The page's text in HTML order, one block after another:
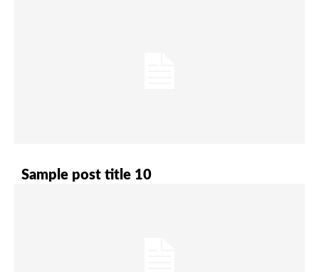
Sample post title 10